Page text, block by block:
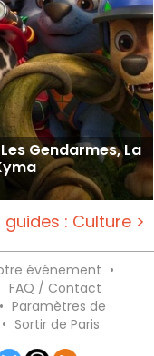
Gendarmes, La
guides : Culture >
événement •
FAQ / Contact
• Paramètres de
• Sortir de Paris